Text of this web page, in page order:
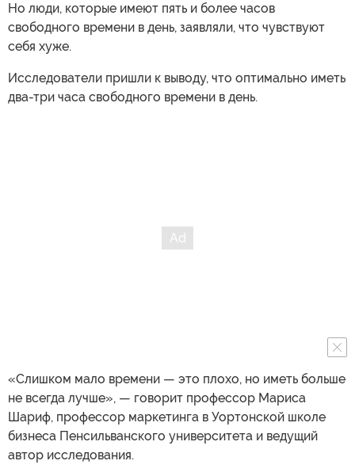
Но люди, которые имеют пять и более часов
свободного времени в день, заявляли, что чувствуют
себя хуже.
Исследователи пришли к выводу, что оптимально иметь
два-три часа свободного времени в день.
«Слишком мало времени — это плохо, но иметь больше
не всегда лучше», — говорит профессор Мариса
Шариф, профессор маркетинга в Уортонской школе
бизнеса Пенсильванского университета и ведущий
автор исследования.